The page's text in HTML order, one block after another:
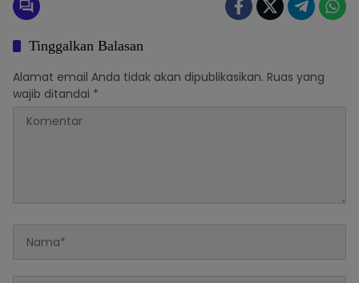
Tinggalkan Balasan
Alamat email Anda tidak akan dipublikasikan. Ruas yang
wajib ditandai *